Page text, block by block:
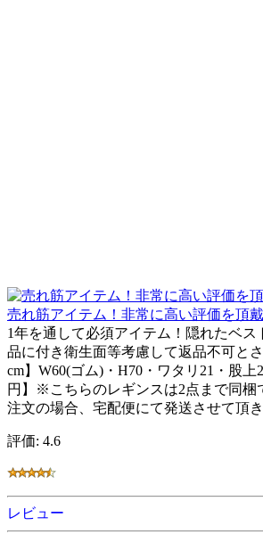
売れ筋アイテム！非常に高い評価を頂
1年を通して必須アイテム！隠れたベ
品に付き衛生面等考慮して返品不可と
cm】W60(ゴム)・H70・ワタリ21・股
円】※こちらのレギンスは2点まで同梱
注文の場合、宅配便にて発送させて頂
評価: 4.6
レビュー